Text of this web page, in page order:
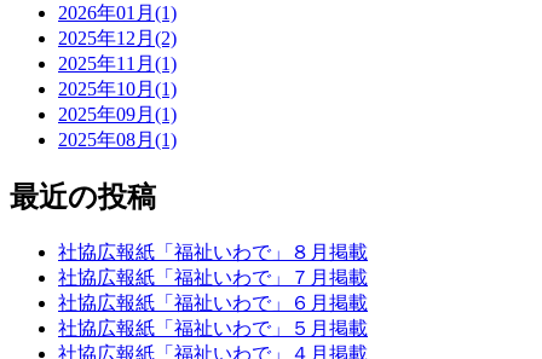
2026年01月(1)
2025年12月(2)
2025年11月(1)
2025年10月(1)
2025年09月(1)
2025年08月(1)
最近の投稿
社協広報紙「福祉いわで」８月掲載
社協広報紙「福祉いわで」７月掲載
社協広報紙「福祉いわで」６月掲載
社協広報紙「福祉いわで」５月掲載
社協広報紙「福祉いわで」４月掲載